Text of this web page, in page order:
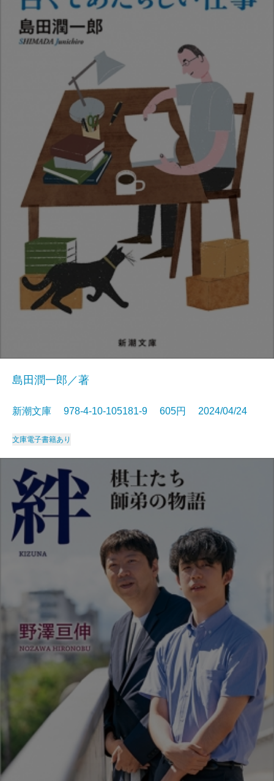
島田潤一郎／著
新潮文庫 978-4-10-105181-9 605円 2024/04/24
文庫電子書籍あり